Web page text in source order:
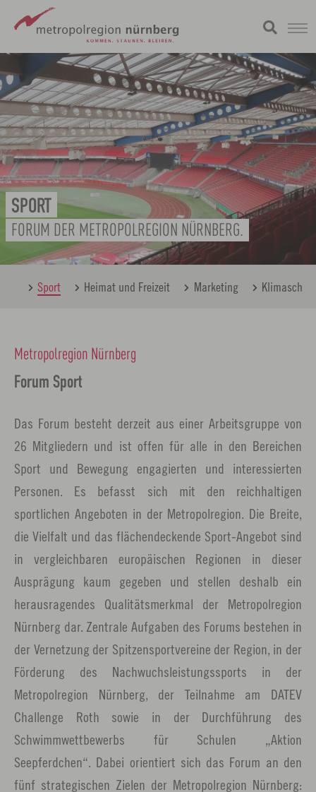
Hauptinhalt
springen
metropolregion
SPORT
FORUM DER METROPOLREGION NÜRNBERG.
Sport Heimat und Freizeit Marketing
Forum Sport
Metropolregion Nürnberg
Das Forum besteht derzeit aus einer Arbeitsgruppe von
26 Mitgliedern und ist offen für alle in den Bereichen
Sport und Bewegung engagierten und interessierten
Personen. Es befasst sich mit den reichhaltigen
sportlichen Angeboten in der Metropolregion. Die Breite,
die Vielfalt und das flächendeckende Sport-Angebot sind
in vergleichbaren europäischen Regionen in dieser
Ausprägung kaum gegeben und stellen deshalb ein
herausragendes Qualitätsmerkmal der Metropolregion
Nürnberg dar. Zentrale Aufgaben des Forums bestehen in
der Vernetzung der Spitzensportvereine der Region, in der
Förderung des Nachwuchsleistungssports in der
Metropolregion Nürnberg, der Teilnahme am DATEV
Challenge Roth sowie in der Durchführung des
Schwimmwettbewerbs für Schulen „Aktion
Seepferdchen“. Dabei orientiert sich das Forum an den
fünf strategischen Zielen der Metropolregion Nürnberg: